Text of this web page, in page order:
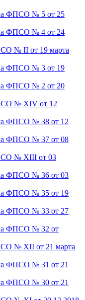
ФПСО № 5 от 25
ФПСО № 4 от 24
№ II от 19 марта
ФПСО № 3 от 19
ФПСО № 2 от 20
№ XIV от 12
ФПСО № 38 от 12
ФПСО № 37 от 08
№ XIII от 03
ФПСО № 36 от 03
ФПСО № 35 от 19
ФПСО № 33 от 27
ФПСО № 32 от
№ XII от 21 марта
ФПСО № 31 от 21
ФПСО № 30 от 21